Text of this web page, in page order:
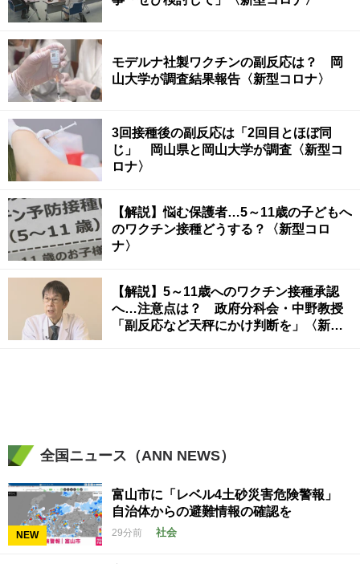
モデルナ社製ワクチンの副反応は？ 岡
山大学が調査結果報告〈新型コロナ〉
3回接種後の副反応は「2回目とほぼ同
じ」 岡山県と岡山大学が調査〈新型コ
ロナ〉
【解説】悩む保護者…5～11歳の子どもへ
のワクチン接種どうする？〈新型コロ
ナ〉
【解説】5～11歳へのワクチン接種承認
へ…注意点は？ 政府分科会・中野教授
「副反応など天秤にかけ判断を」〈新型
全国ニュース（ANN NEWS）
NEW
富山市に「レベル4土砂災害危険警報」
自治体からの避難情報の確認を
29分前 社会